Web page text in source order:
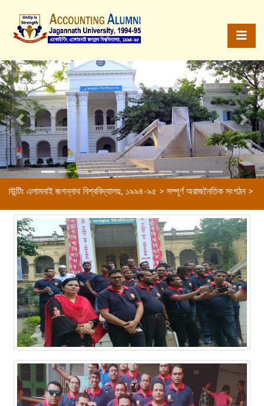
Previous Next
জগন্নাথ বিশ্ববিদ্যালয়, ১৯৯৪-৯৫ > সম্পূর্ণ অরাজনৈতিক সংগঠন > বন্ধুত্বের বন্ধন